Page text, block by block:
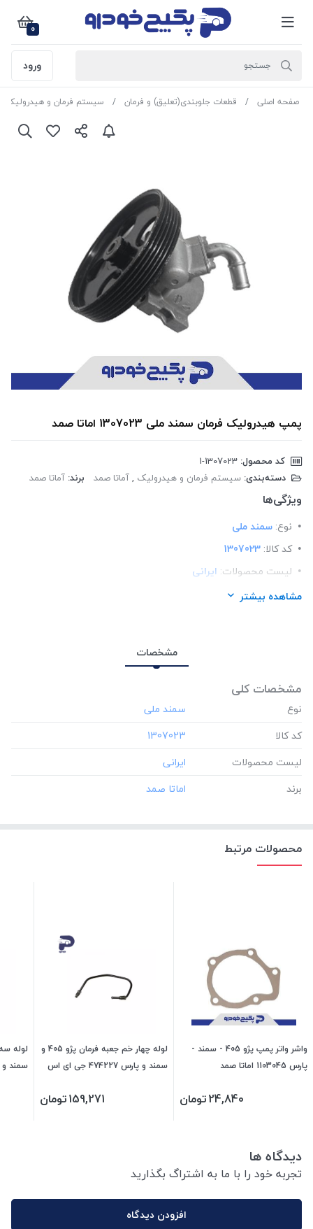
0
ورود
صفحه اصلی قطعات جلوبندی(تعلیق) و فرمان سیستم فرمان و هیدرولیک
پمپ هیدرولیک فرمان سمند ملی 1307023 اماتا صمد
کد محصول:
دسته‌بندی: سیستم فرمان و هیدرولیک ,آماتا صمد برند: آماتا صمد
ویژگی‌ها
نوع: سمند ملی
کد کالا: 1307023
لیست محصولات: ایرانی
برند:اماتا صمد
مشاهده بیشتر
مشخصات
مشخصات کلی
نوع
کد کالا
‎1307023
لیست محصولات
برند
محصولات مرتبط
واشر واتر پمپ پژو 405 - سمند -
پارس 1103045 اماتا صمد
24,840تومان
لوله چهار خم جعبه فرمان پژو 405 و
سمند و پارس 474227 جی ای اس
159,271تومان
دیدگاه ها
تجربه خود را با ما به اشتراگ بگذارید
افزودن دیدگاه